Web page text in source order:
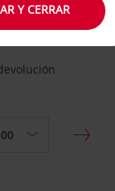
Y CERRAR